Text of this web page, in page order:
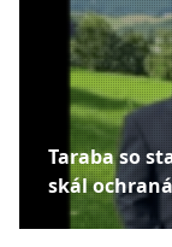
Taraba so
skál